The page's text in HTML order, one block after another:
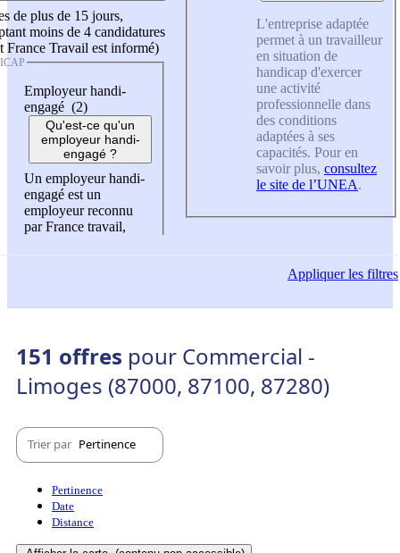
de plus de 15 jours,
moins de 4 candidatures
France Travail est informé)
Employeur handi-
engagé (2)
Qu'est-ce qu'un
employeur handi-
engagé ?
Un employeur handi-
engagé est un
employeur reconnu
par France travail,
L'entreprise adaptée
permet à un travailleur
en situation de
handicap d'exercer
une activité
professionnelle dans
des conditions
adaptées à ses
capacités. Pour en
savoir plus, consultez
le site de l’UNEA.
Appliquerles filtres
151 offres pour Commercial -
Limoges (87000, 87100, 87280)
Trier par Pertinence
Pertinence
Date
Distance